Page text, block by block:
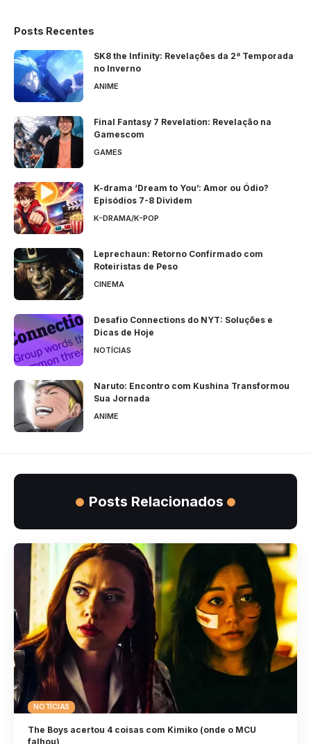
Posts Recentes
SK8 the Infinity: Revelações da 2ª Temporada
no Inverno
ANIME
Final Fantasy 7 Revelation: Revelação na
Gamescom
GAMES
K-drama ‘Dream to You’: Amor ou Ódio?
Episódios 7-8 Dividem
K-DRAMA/K-POP
Leprechaun: Retorno Confirmado com
Roteiristas de Peso
CINEMA
Desafio Connections do NYT: Soluções e
Dicas de Hoje
NOTÍCIAS
Naruto: Encontro com Kushina Transformou
Sua Jornada
ANIME
Posts Relacionados
NOTÍCIAS
The Boys acertou 4 coisas com Kimiko (onde o MCU
falhou)